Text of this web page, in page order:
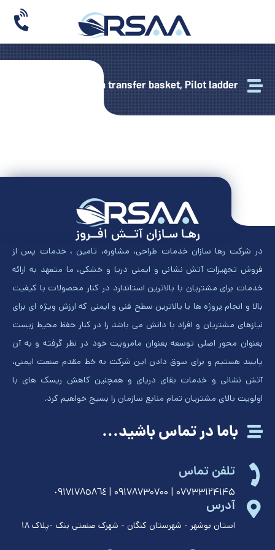
Scramble Net, Man transfer basket, Pilot ladder
باما در تماس باشید...
تلفن تماس
۰۷۷۳۳۱۲۴۱۴۵ | ۰۹۱۷۸۷۳۰۷۰۰ | ٠٩١٧١٧٨٥٨٦٤
آدرس
استان بوشهر - شهرستان کنگان - شهرک صنعتی بنک -پلاک ١٨
رهـا سـازان آتــش افــروز
در شرکت رها سازان خدمات طراحی، مشاوره، تامین ، خدمات پس از
فروش تجهیزات آتش نشانی و ایمنی دریا و خشکی، ما متعهد به ارائه
خدمات برای مشتریان با بالاترین استاندارد در کنار محصولات با کیفیت
بالا و انجام پروژه ها با بالاترین سطح فنی و ایمنی که ارزش ویژه ای برای
نیازهای مشتریان و افراد با دانش می باشد را در کنار حفظ محیط زیست
بعنوان محور اصلی توسعه بعنوان مامرویت خود در نظر گرفته و به آن
پایبند هستیم و برای سوق دادن این شرکت به خط مقدم صنعت ایمنی،
آتش نشانی و خدمات بقای دریای و همچنین کاهش ریسک های با
اولویت بالای مشتریان تمام منابع سازمان را بسیج خواهیم کرد.